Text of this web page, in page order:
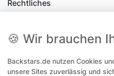
Rechtliches
office@backstars.de
🍪 Wir brauchen
Backstars.de nutzen Cookies
unsere Sites zuverlässig und